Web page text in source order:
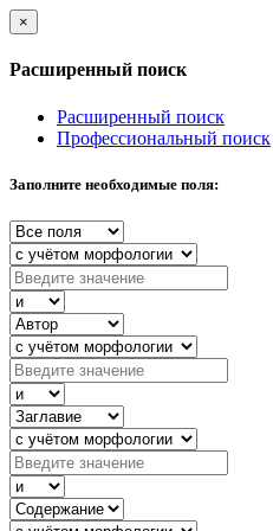
×
Расширенный поиск
Расширенный поиск
Профессиональный поиск
Заполните необходимые поля: